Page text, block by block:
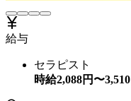
給与
セラピスト
時給2,088円〜3,510